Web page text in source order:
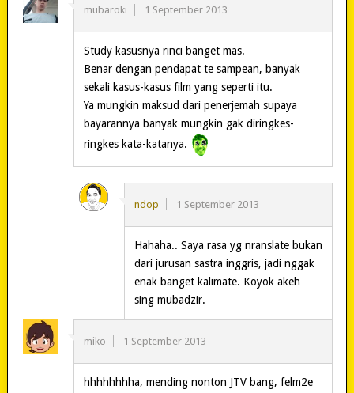
mubaroki 1 September 2013
Study kasusnya rinci banget mas.
Benar dengan pendapat te sampean, banyak
sekali kasus-kasus film yang seperti itu.
Ya mungkin maksud dari penerjemah supaya
bayarannya banyak mungkin gak diringkes-
ringkes kata-katanya.
ndop 1 September 2013
Hahaha.. Saya rasa yg nranslate bukan
dari jurusan sastra inggris, jadi nggak
enak banget kalimate. Koyok akeh
sing mubadzir.
miko 1 September 2013
hhhhhhhha, mending nonton JTV bang, felm2e